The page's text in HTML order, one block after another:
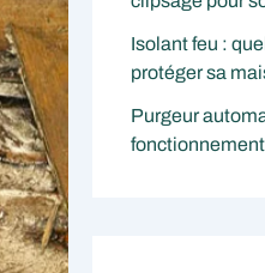
Isolant feu :
protéger sa
Purgeur
fonctionnement